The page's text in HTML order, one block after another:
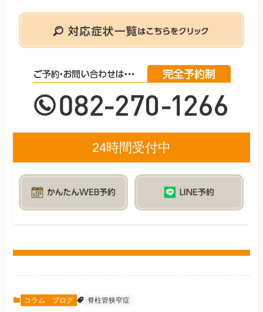
24時間受付中
コラム ブログ 脊柱管狭窄症